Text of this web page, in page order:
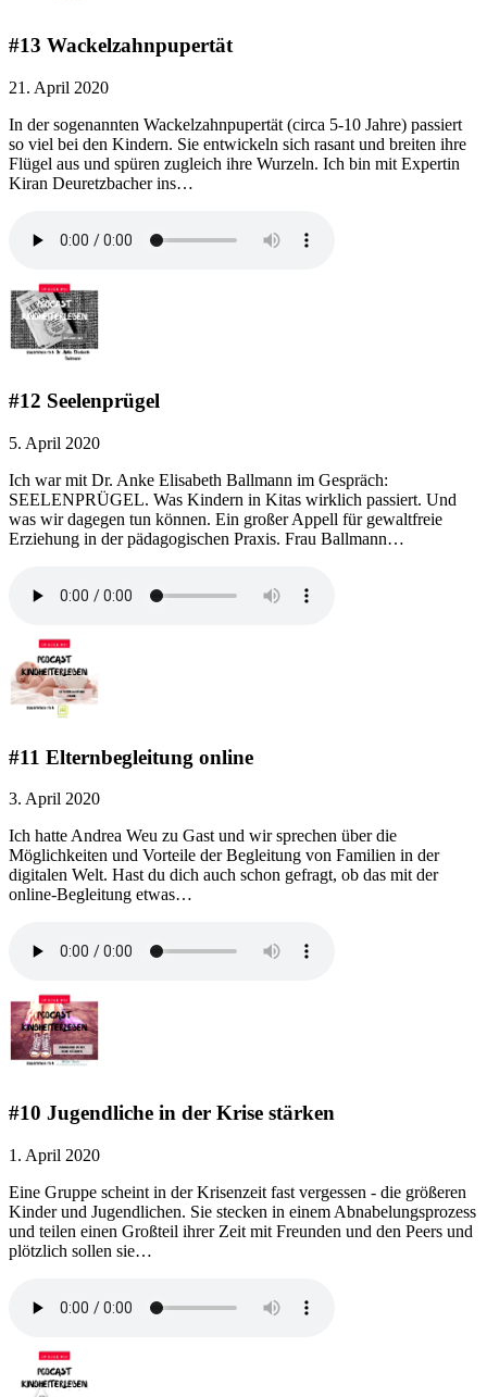
#13 Wackelzahnpupertät
21. April 2020
In der sogenannten Wackelzahnpupertät (circa 5-10 Jahre) passiert
so viel bei den Kindern. Sie entwickeln sich rasant und breiten ihre
Flügel aus und spüren zugleich ihre Wurzeln. Ich bin mit Expertin
Kiran Deuretzbacher ins…
#12 Seelenprügel
5. April 2020
Ich war mit Dr. Anke Elisabeth Ballmann im Gespräch:
SEELENPRÜGEL. Was Kindern in Kitas wirklich passiert. Und
was wir dagegen tun können. Ein großer Appell für gewaltfreie
Erziehung in der pädagogischen Praxis. Frau Ballmann…
#11 Elternbegleitung online
3. April 2020
Ich hatte Andrea Weu zu Gast und wir sprechen über die
Möglichkeiten und Vorteile der Begleitung von Familien in der
digitalen Welt. Hast du dich auch schon gefragt, ob das mit der
online-Begleitung etwas…
#10 Jugendliche in der Krise stärken
1. April 2020
Eine Gruppe scheint in der Krisenzeit fast vergessen - die größeren
Kinder und Jugendlichen. Sie stecken in einem Abnabelungsprozess
und teilen einen Großteil ihrer Zeit mit Freunden und den Peers und
plötzlich sollen sie…